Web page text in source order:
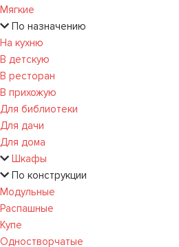
Мягкие
По назначению
На кухню
В детскую
В ресторан
В прихожую
Для библиотеки
Для дачи
Для дома
Шкафы
По конструкции
Модульные
Распашные
Купе
Одностворчатые